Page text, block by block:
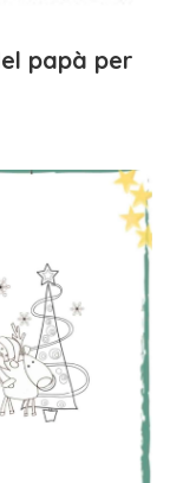
papà per